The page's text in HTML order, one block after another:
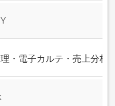
・電子カルテ・売上分析